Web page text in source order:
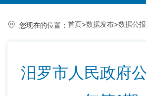
您现在的位置： 首页>数据发布>数据公报
汨罗市人民政府